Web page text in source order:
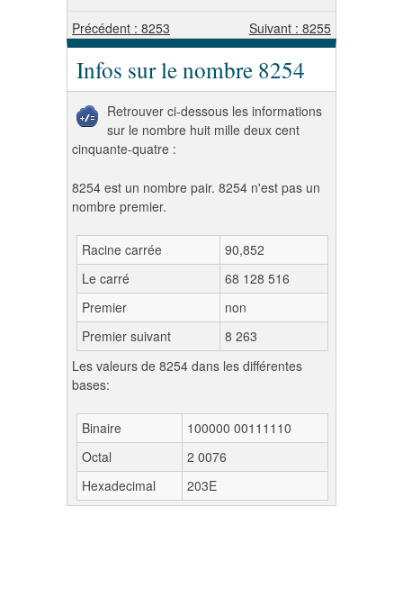
Précédent : 8253 Suivant : 8255
Infos sur le nombre 8254
Retrouver ci-dessous les informations
sur le nombre huit mille deux cent
cinquante-quatre :
8254 est un nombre pair. 8254 n'est pas un
nombre premier.
Racine carrée
90,852
Le carré
68 128 516
Premier
non
Premier suivant
8 263
Les valeurs de 8254 dans les différentes
bases:
Binaire
100000 00111110
Octal
2 0076
Hexadecimal
203E